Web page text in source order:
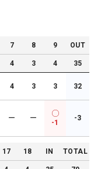
7 8 9 OUT
4 3 4 35
4 3 3 32
ー ー
-1
-3
17 18 IN TOTAL